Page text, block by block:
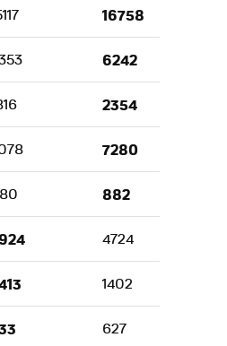
16758
6242
2354
7280
882
4724
1402
627